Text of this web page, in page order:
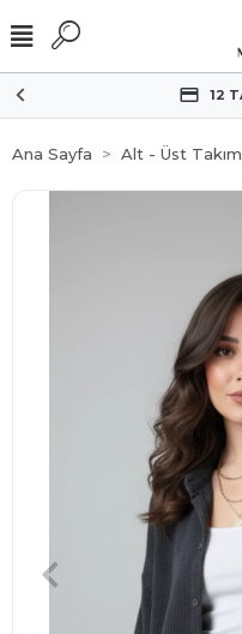
Ana Sayfa Alt - Üst Takım